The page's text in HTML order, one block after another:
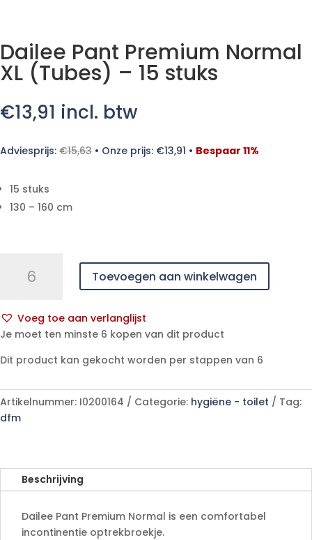
Dailee Pant Premium Normal
XL (Tubes) – 15 stuks
€13,91 incl. btw
Adviesprijs: €15,63 • Onze prijs: €13,91 • Bespaar 11%
15 stuks
130 – 160 cm
XL
(Tubes)
-
stuks
aantal
Toevoegen aan winkelwagen
Voeg toe aan verlanglijst
A
t
r
n
e
Je moet ten minste 6 kopen van dit product
Dit product kan gekocht worden per stappen van 6
Artikelnummer: I0200164 Categorie: hygiëne - toilet
Tag:
dfm
Beschrijving
Dailee Pant Premium Normal is een comfortabel
incontinentie optrekbroekje.